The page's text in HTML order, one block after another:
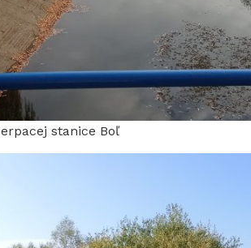
stanice Boľ